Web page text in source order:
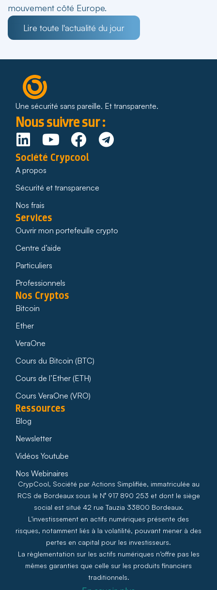
mouvement côté Europe.
Lire toute l'actualité du jour
Une sécurité sans pareille. Et transparente.
Nous suivre sur :
Société Crypcool
A propos
Sécurité et transparence
Nos frais
Services
Ouvrir mon portefeuille crypto
Centre d’aide
Particuliers
Professionnels
Nos Cryptos
Bitcoin
Ether
VeraOne
Cours du Bitcoin (BTC)
Cours de l’Ether (ETH)
Cours VeraOne (VRO)
Ressources
Blog
Newsletter
Vidéos Youtube
Nos Webinaires
CrypCool, Société par Actions Simplifiée, immatriculée au
RCS de Bordeaux sous le N° 917 890 253 et dont le siège
social est situé 42 rue Tauzia 33800 Bordeaux.
L’investissement en actifs numériques présente des
risques, notamment liés à la volatilité, pouvant mener à des
pertes en capital pour les investisseurs.
La règlementation sur les actifs numériques n’offre pas les
mêmes garanties que celle sur les produits financiers
traditionnels.